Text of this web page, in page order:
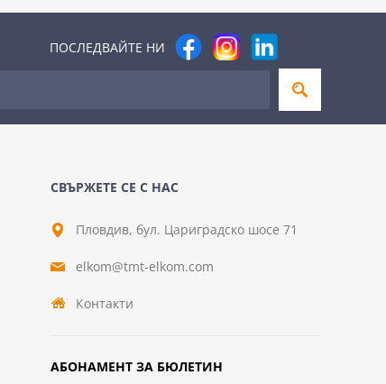
ПОСЛЕДВАЙТЕ НИ
СВЪРЖЕТЕ СЕ С НАС
Пловдив, бул. Цариградско шосе 71
elkom@tmt-elkom.com
Контакти
АБОНАМЕНТ ЗА БЮЛЕТИН